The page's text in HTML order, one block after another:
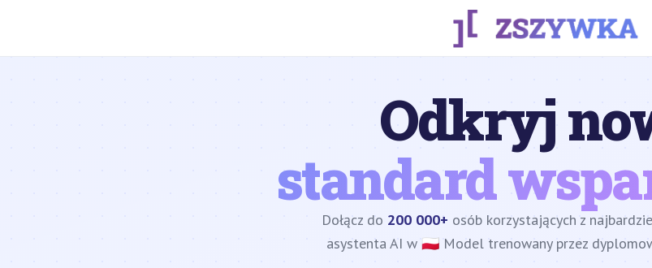
Odkryj
standard
Dołącz do 200 000+ osób korzystających z
asystenta AI w 🇵🇱 Model trenowany przez